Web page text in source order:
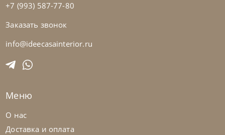
Natisa
Стол обеденный Bridge
+7 (993) 587-77-80
Заказать звонок
info@ideecasainterior.ru
Меню
О нас
Доставка и оплата